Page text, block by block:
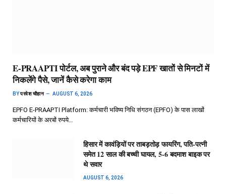
E-PRAAPTI पोर्टल, अब पुराने और बंद पड़े EPF खातों से मिनटों में
निकलेंगे पैसे, जानें कैसे करेगा काम
BYपरवेश चौहान AUGUST 6, 2026
EPFO E-PRAAPTI Platform: कर्मचारी भविष्य निधि संगठन (EPFO) के पास लाखों
कर्मचारियों के अरबों रुपये…
हिसार में कावंड़ियों पर ताबड़तोड़ फायरिंग, पति-पत्नी
समेत 12 साल की बच्ची घायल, 5-6 बदमाश बाइक पर
थे सवार
AUGUST 6, 2026